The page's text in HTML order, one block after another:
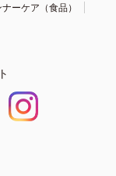
ーケア（食品）